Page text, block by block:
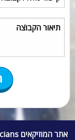
אתר המוזיקאים muZicians